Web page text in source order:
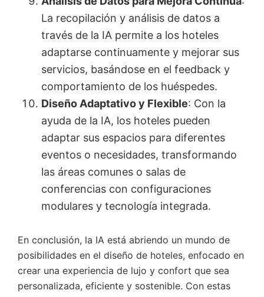
La recopilación y análisis de datos a
través de la IA permite a los hoteles
adaptarse continuamente y mejorar sus
servicios, basándose en el feedback y
comportamiento de los huéspedes.
Diseño Adaptativo y Flexible: Con la
ayuda de la IA, los hoteles pueden
adaptar sus espacios para diferentes
eventos o necesidades, transformando
las áreas comunes o salas de
conferencias con configuraciones
modulares y tecnología integrada.
En conclusión, la IA está abriendo un mundo de
posibilidades en el diseño de hoteles, enfocado en
crear una experiencia de lujo y confort que sea
personalizada, eficiente y sostenible. Con estas